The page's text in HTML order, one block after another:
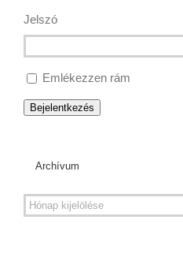
Jelszó
Emlékezzen rám
Bejelentkezés
Archívum